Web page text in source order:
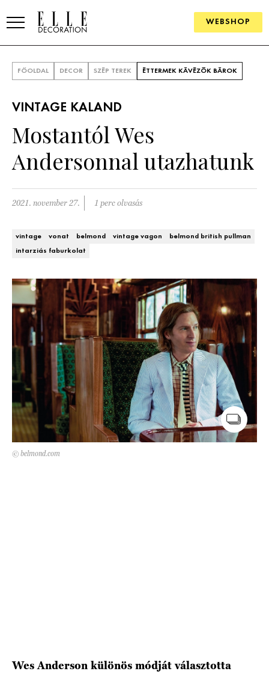
WEBSHOP
SZOBÁK
Konyha
Fürdőszoba
Hálószoba
Kert és terasz
ÖTLETEK
SZÉP TEREK
Lakások
HÍRLEVÉL
FŐOLDAL DECOR SZÉP TEREK ÉTTERMEK KÁVÉZÓK BÁROK
VINTAGE KALAND
Mostantól Wes
Andersonnal utazhatunk
2021. november 27. 1 perc olvasás
vintage vonat belmond vintage vagon
belmond british pullman
intarziás faburkolat
© belmond.com
Wes Anderson különös módját választotta